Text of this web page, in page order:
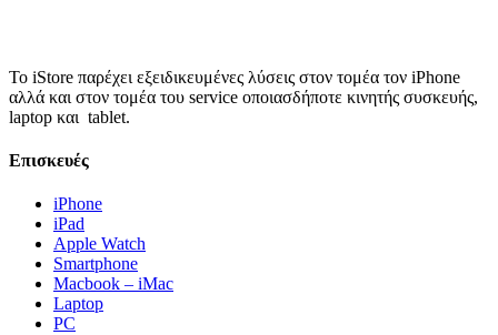
Το iStore παρέχει εξειδικευμένες λύσεις στον τομέα τον iPhone
αλλά και στον τομέα του service οποιασδήποτε κινητής συσκευής,
laptop και tablet.
Επισκευές
iPhone
iPad
Apple Watch
Smartphone
Macbook – iMac
Laptop
PC